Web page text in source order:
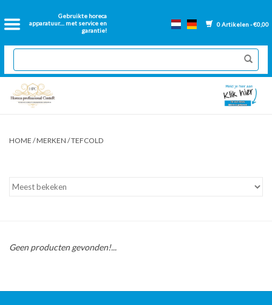
Gebruikte horeca
apparatuur.... met service en
garantie!
0 Artikelen - €0,00
Home
2dehands Horeca
Nieuwe apparatuur
Onderdelen bakwanden
Over ons
HOME /MERKEN /TEFCOLD
Geen producten gevonden!...